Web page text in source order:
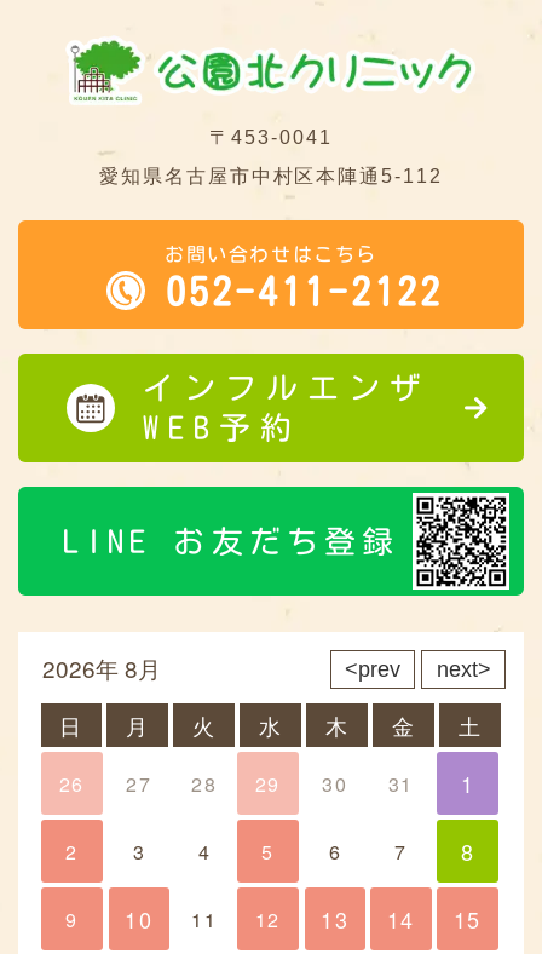
〒453-0041
愛知県名古屋市中村区本陣通5-112
お問い合わせはこちら
052-411-2122
インフルエンザ
WEB予約
LINE お友だち登録
prev
2026年 8月 next
日 月 火 水 木 金 土
26 27 28 29 30 31 1
1
2 3 4 5 6 7 8
8
9 10 11 12 13 14 15
10 13 14 15